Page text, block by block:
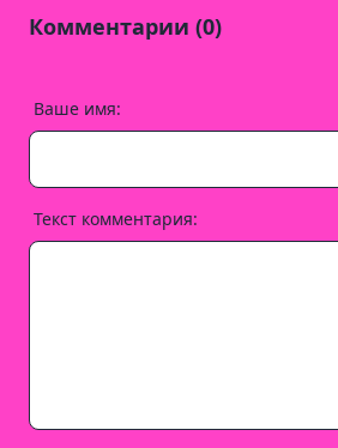
Комментарии (0)
Ваше имя:
Текст комментария: